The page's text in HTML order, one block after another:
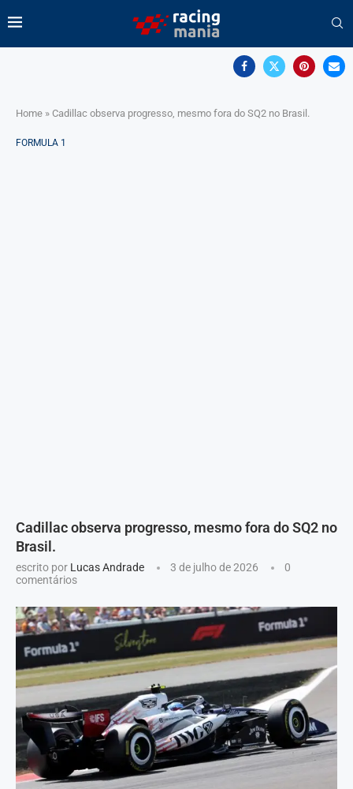
Home » Cadillac observa progresso, mesmo fora do SQ2 no Brasil.
FORMULA 1
Cadillac observa progresso, mesmo fora do SQ2 no
Brasil.
escrito por Lucas Andrade 3 de julho de 2026
0
comentários